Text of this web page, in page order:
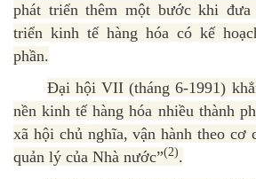
phát triển thêm một bước khi đưa
triển kinh tế hàng hóa có kế
phần.
Đại hội VII (tháng 6-1991)
nền kinh tế hàng hóa nhiều thành
xã hội chủ nghĩa, vận hành theo cơ
quản lý của Nhà nước”(2).